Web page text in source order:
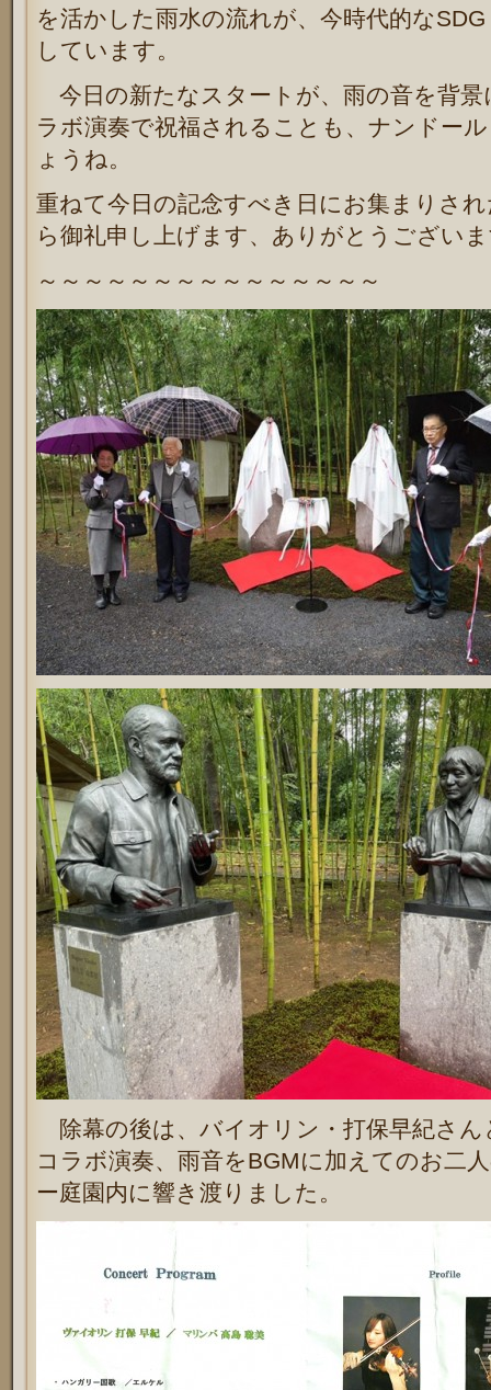
を活かした雨水の流れが、今時代的なSDG
しています。
今日の新たなスタートが、雨の音を背
ラボ演奏で祝福されることも、ナンドー
ょうね。
重ねて今日の記念すべき日にお集まりさ
ら御礼申し上げます、ありがとうござい
～～～～～～～～～～～～～～～
除幕の後は、バイオリン・打保早紀さ
コラボ演奏、雨音をBGMに加えてのお二
ー庭園内に響き渡りました。